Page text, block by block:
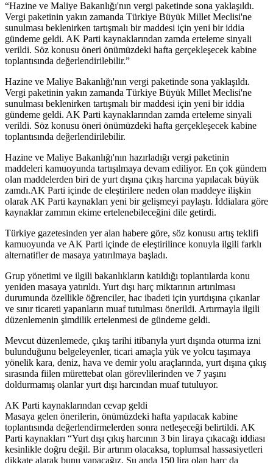
“Hazine ve Maliye Bakanlığı'nın vergi paketinde sona yaklaşıldı.
Vergi paketinin yakın zamanda Türkiye Büyük Millet Meclisi'ne
sunulması beklenirken tartışmalı bir maddesi için yeni bir iddia
gündeme geldi. AK Parti kaynaklarından zamda erteleme sinyali
verildi. Söz konusu öneri önümüzdeki hafta gerçekleşecek kabine
toplantısında değerlendirilebilir.”
Hazine ve Maliye Bakanlığı'nın vergi paketinde sona yaklaşıldı.
Vergi paketinin yakın zamanda Türkiye Büyük Millet Meclisi'ne
sunulması beklenirken tartışmalı bir maddesi için yeni bir iddia
gündeme geldi. AK Parti kaynaklarından zamda erteleme sinyali
verildi. Söz konusu öneri önümüzdeki hafta gerçekleşecek kabine
toplantısında değerlendirilebilir.
Hazine ve Maliye Bakanlığı'nın hazırladığı vergi paketinin
maddeleri kamuoyunda tartışılmaya devam ediliyor. En çok gündem
olan maddelerden biri de yurt dışına çıkış harcına yapılacak büyük
zamdı.AK Parti içinde de eleştirilere neden olan maddeye ilişkin
olarak AK Parti kaynakları yeni bir gelişmeyi paylaştı. İddialara göre
kaynaklar zammın ekime ertelenebileceğini dile getirdi.
Türkiye gazetesinden yer alan habere göre, söz konusu artış teklifi
kamuoyunda ve AK Parti içinde de eleştirilince konuyla ilgili farklı
alternatifler de masaya yatırılmaya başladı.
Grup yönetimi ve ilgili bakanlıkların katıldığı toplantılarda konu
yeniden masaya yatırıldı. Yurt dışı harç miktarının artırılması
durumunda özellikle öğrenciler, hac ibadeti için yurtdışına çıkanlar
ve sınır ticareti yapanların muaf tutulması önerildi. Artırmayla ilgili
düzenlemenin şimdilik ertelenmesi de gündeme geldi.
Mevcut düzenlemede, çıkış tarihi itibarıyla yurt dışında oturma izni
bulunduğunu belgeleyenler, ticari amaçla yük ve yolcu taşımaya
yönelik kara, deniz, hava ve demir yolu araçlarında, yurt dışına çıkış
sırasında fiilen mürettebat olan görevlilerinden ve 7 yaşını
doldurmamış olanlar yurt dışı harcından muaf tutuluyor.
AK Parti kaynaklarından cevap geldi
Masaya gelen önerilerin, önümüzdeki hafta yapılacak kabine
toplantısında değerlendirmelerden sonra netleşeceği belirtildi. AK
Parti kaynakları “Yurt dışı çıkış harcının 3 bin liraya çıkacağı iddiası
kesinlikle doğru değil. Bir artırım olacaksa, toplumsal hassasiyetleri
dikkate alarak bunu yapacağız. Şu anda 150 lira olan harç da